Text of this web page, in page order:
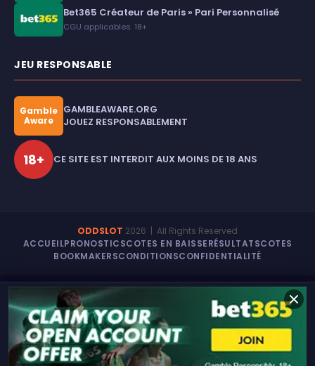
Bet365 Créateur de Paris » Pari Personnalisé
CGU applicables. 18+
JEU RESPONSABLE
Gamble
Aware
GAMBLEAWARE.ORG
JOUEZ RESPONSABLEMENT
18+ CE SITE EST INTERDIT AUX MOINS DE 18 ANS
ODDSLOT 2026 | All Rights Reserved
ACCUEILPRONOSTICSCOTES EN BAISSERÉSULTATSCOTES
BOOKMAKERSCONDITIONSCONFIDENTIALITÉ